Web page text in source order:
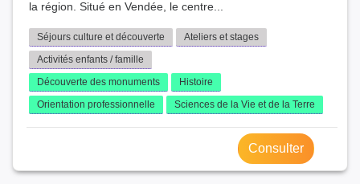
la région. Situé en Vendée, le centre...
Séjours culture et découverte
Ateliers et stages
Activités enfants / famille
Découverte des monuments
Histoire
Orientation professionnelle
Sciences de la Vie et de la Terre
Consulter